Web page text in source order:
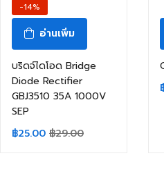
-14%
อ่านเพิ่ม
บริดจ์ไดโอด Bridge
Diode Rectifier
GBJ3510 35A 1000V
SEP
฿25.00 ฿29.00